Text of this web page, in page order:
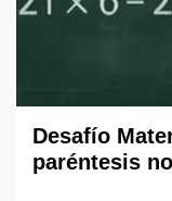
Desafío
paréntesis